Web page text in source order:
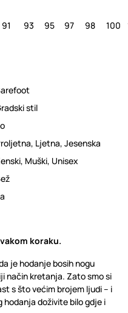
91 93 95 97 98 100
stil
, Ljetna, Jesenska
, Muški, Unisex
koraku.
je hodanje bosih nogu
način kretanja. Zato smo si
s što većim brojem ljudi – i
doživite bilo gdje i